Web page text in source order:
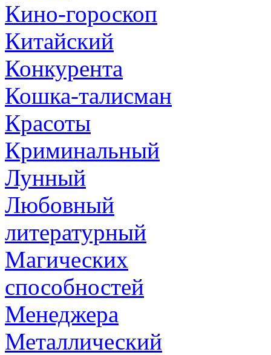
Кино-гороскоп
Китайский
Конкурента
Кошка-талисман
Красоты
Криминальный
Лунный
Любовный
литературный
Магических
способностей
Менеджера
Металлический